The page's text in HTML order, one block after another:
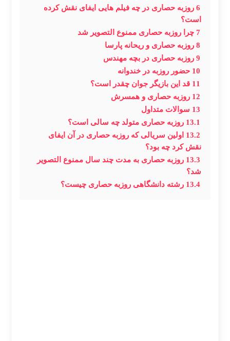
6 روزبه حصاری در چه فیلم هایی ایفای نقش کرده
است؟
7 چرا روزبه حصاری ممنوع التصویر شد
8 روزبه حصاری و ریحانه پارسا
9 روزبه حصاری در بچه مهندس
10 حضور روزبه در خندوانه
11 قد این بازیگر جوان چقدر است؟
12 روزبه حصاری و همسرش
13 سوالات متداول
13.1 روزبه حصاری متولد چه سالی است؟
13.2 اولین سریالی که روزبه حصاری در آن ایفای
نقش کرد چه بود؟
13.3 روزبه حصاری به مدت چند سال ممنوع التصویر
شد؟
13.4 رشته دانشگاهی روزبه حصاری چیست؟